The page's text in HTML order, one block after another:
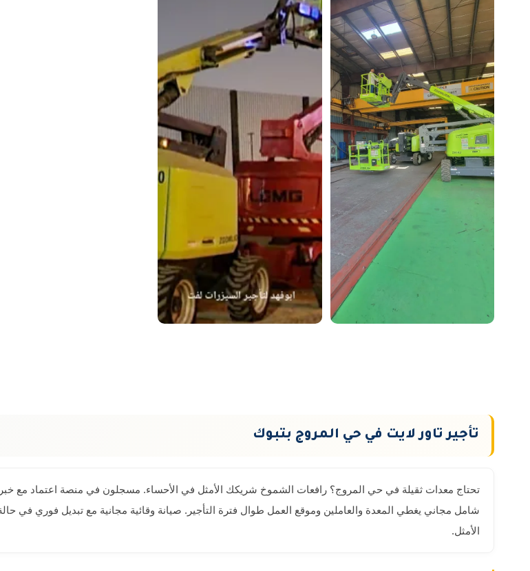
تأجير تاور لايت في حي المروج بتبوك
تحتاج معدات ثقيلة في حي المروج؟ رافعات الشموخ شريكك الأمثل في الأحساء. مسجلون في منصة اعتماد مع
الأمثل.